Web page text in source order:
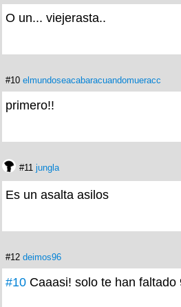
O un... viejerasta..
#10 elmundoseacabaracuandomueracc
primero!!
#11 jungla
Es un asalta asilos
#12 deimos96
#10 Caaasi! solo te han